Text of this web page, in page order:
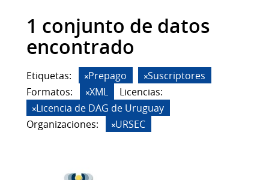
1 conjunto de datos
encontrado
Etiquetas: Prepago
Suscriptores
Formatos:
XML
Licencias:
Licencia de DAG de Uruguay
Organizaciones:
URSEC